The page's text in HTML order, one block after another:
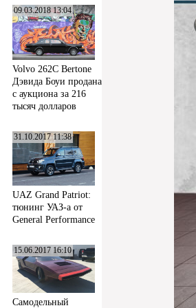
09.03.2018 13:04
Volvo 262C Bertone
Дэвида Боуи продана
с аукциона за 216
тысяч долларов
31.10.2017 11:38
UAZ Grand Patriot:
тюнинг УАЗ-а от
General Performance
15.06.2017 16:10
Самодельный